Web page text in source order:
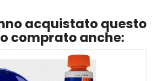
acquistato questo
comprato anche: